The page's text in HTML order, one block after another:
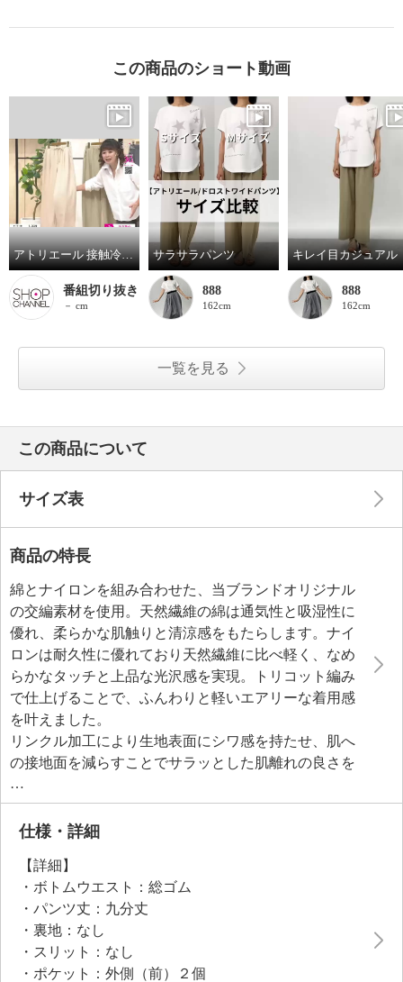
この商品のショート動画
アトリエール 接触冷感・ＵＶカット コットンミックス リンクルエアリー ドロストワイドパンツ
番組切り抜き
－ cm
サラサラパンツ
888
162cm
キレイ目カジュアル
888
162cm
一覧を見る
この商品について
サイズ表
商品の特長
綿とナイロンを組み合わせた、当ブランドオリジナル
の交編素材を使用。天然繊維の綿は通気性と吸湿性に
優れ、柔らかな肌触りと清涼感をもたらします。ナイ
ロンは耐久性に優れており天然繊維に比べ軽く、なめ
らかなタッチと上品な光沢感を実現。トリコット編み
で仕上げることで、ふんわりと軽いエアリーな着用感
を叶えました。
リンクル加工により生地表面にシワ感を持たせ、肌へ
の接地面を減らすことでサラッとした肌離れの良さを
実現。はいた瞬間ひんやりと感じる接触冷感性と、Ｕ
Ｖカット（紫外線遮蔽率９１％以上）機能という、暑
い季節にうれしい機能を備えているのもうれしいポイ
身体のラインを拾いにくいボリュームを持たせたワイ
ドシルエットで、体形をおしゃれにカバーできます。
●ウエスト総ゴム仕様のため、ウエストサイズに迷われ
た場合は１サイズ下をおすすめ
仕様・詳細
【詳細】
・ボトムウエスト：総ゴム
・パンツ丈：九分丈
・裏地：なし
・スリット：なし
・ポケット：外側（前）２個